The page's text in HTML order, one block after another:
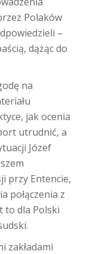
Polaków
–
dążąc do
na
jak ocenia
utrudnić, a
Józef
przy Entencie,
połączenia z
to dla Polski
zakładami